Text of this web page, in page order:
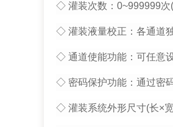
◇ 灌装次数：0~999999次
◇ 灌装液量校正：各通道
◇ 通道使能功能：可任意
◇ 密码保护功能：通过密
◇ 灌装系统外形尺寸(长×